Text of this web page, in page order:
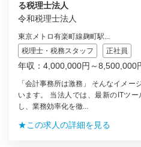
る税理士法人
令和税理士法人
東京メトロ有楽町線麹町駅...
税理士・税務スタッフ
正社員
年収：4,000,000円～8,500,000
「会計事務所は激務」 そんなイメ
います。 当法人では、最新のITツ
し、業務効率化を徹...
★この求人の詳細を見る